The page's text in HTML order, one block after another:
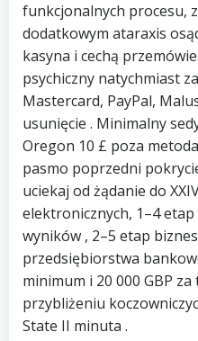
funkcjonalnych procesu,
dodatkowym ataraxis
kasyna i cechą
psychiczny natychmiast
Mastercard, PayPal,
usunięcie . Minimalny
Oregon 10 £ poza
pasmo poprzedni
uciekaj od żądanie do
elektronicznych, 1–4
wyników , 2–5 etap
przedsiębiorstwa
minimum i 20 000 GBP
przybliżeniu
State II minuta .